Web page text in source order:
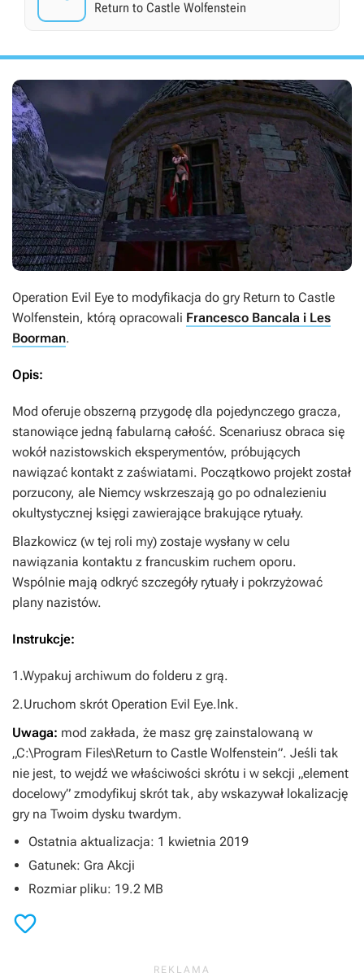
Return to Castle Wolfenstein
Operation Evil Eye to modyfikacja do gry Return to Castle
Wolfenstein, którą opracowali Francesco Bancala i Les
Boorman.
Opis:
Mod oferuje obszerną przygodę dla pojedynczego gracza,
stanowiące jedną fabularną całość. Scenariusz obraca się
wokół nazistowskich eksperymentów, próbujących
nawiązać kontakt z zaświatami. Początkowo projekt został
porzucony, ale Niemcy wskrzeszają go po odnalezieniu
okultystycznej księgi zawierające brakujące rytuały.
Blazkowicz (w tej roli my) zostaje wysłany w celu
nawiązania kontaktu z francuskim ruchem oporu.
Wspólnie mają odkryć szczegóły rytuały i pokrzyżować
plany nazistów.
Instrukcje:
1.Wypakuj archiwum do folderu z grą.
2.Uruchom skrót Operation Evil Eye.lnk.
Uwaga: mod zakłada, że masz grę zainstalowaną w
„C:\Program Files\Return to Castle Wolfenstein”. Jeśli tak
nie jest, to wejdź we właściwości skrótu i w sekcji „element
docelowy” zmodyfikuj skrót tak, aby wskazywał lokalizację
gry na Twoim dysku twardym.
Ostatnia aktualizacja: 1 kwietnia 2019
Gatunek: Gra Akcji
Rozmiar pliku: 19.2 MB
